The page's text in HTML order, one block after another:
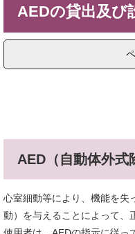
文
AEDの貸出及び
AED（自動体外式
心室細動等により、機能を失
動）を与えることによって、